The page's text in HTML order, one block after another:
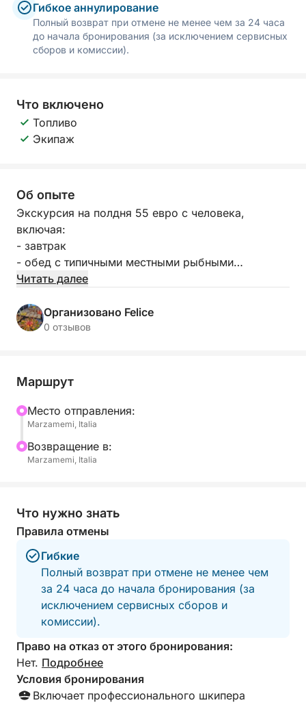
Гибкое аннулирование
Полный возврат при отмене не менее чем за 24 часа
до начала бронирования (за исключением сервисных
сборов и комиссии).
Что включено
Топливо
Экипаж
Об опыте
Экскурсия на полдня 55 евро с человека,
включая:
- завтрак
- обед с типичными местными рыбными
продуктами
- сезонные фрукты
- десерт
9:00, возвращение в 13:00
Для получения дополнительной информации
свяжитесь со мной через Click&Boat!
Аперитив на закате 300 евро с пары. Эксклюзив:
под живую музыку саксофона.
**КАПИТАН, ШКИПЕР И ТОПЛИВО ВКЛЮЧЕНЫ В
ЦЕНУ**
Отправление в 19:30, возвращение в 22:00
Читать далее
Организовано Felice
0 отзывов
Маршрут
Mесто отправления:
Marzamemi, Italia
Bозвращение в:
Marzamemi, Italia
Что нужно знать
Правила отмены
Гибкие
Полный возврат при отмене не менее чем
за 24 часа до начала бронирования (за
исключением сервисных сборов и
комиссии).
Право на отказ от этого бронирования:
Нет. Подробнее
Условия бронирования
Включает профессионального шкипера